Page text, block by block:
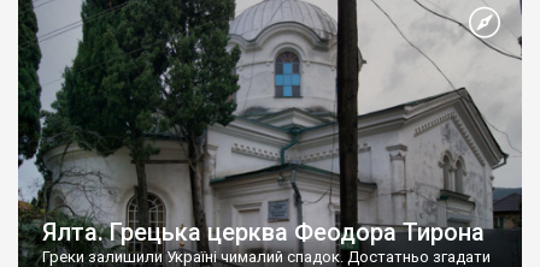
Ялта. Грецька церква Феодора Тирона
Греки залишили Україні чималий спадок. Достатньо згадати